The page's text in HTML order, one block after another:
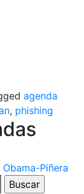
agenda
, phishing
Piñera